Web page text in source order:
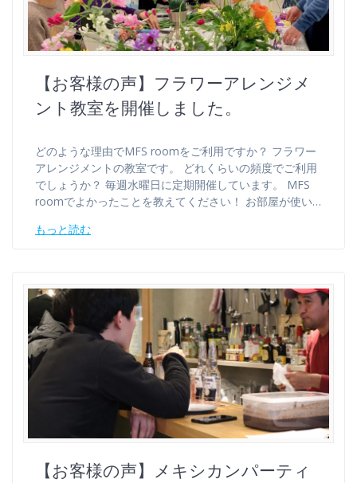
【お客様の声】フラワーアレンジメ
ント教室を開催しました。
どのような理由でMFS roomをご利用ですか？ フラワー
アレンジメントの教室です。 どれくらいの頻度でご利用
でしょうか？ 毎週水曜日に定期開催しています。 MFS
roomでよかったことを教えてください！ お部屋が使い…
もっと読む
【お客様の声】メキシカンパーティ